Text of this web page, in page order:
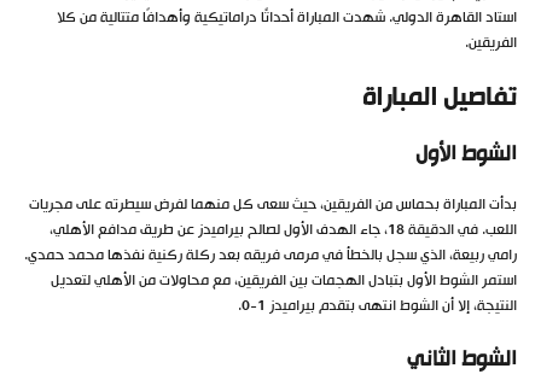
استاد القاهرة الدولي. شهدت المباراة أحداثًا دراماتيكية وأهدافًا متتالية من كلا
الفريقين.
تفاصيل المباراة
الشوط الأول
بدأت المباراة بحماس من الفريقين، حيث سعى كل منهما لفرض سيطرته على مجريات
اللعب. في الدقيقة 18، جاء الهدف الأول لصالح بيراميدز عن طريق مدافع الأهلي،
رامي ربيعة، الذي سجل بالخطأ في مرمى فريقه بعد ركلة ركنية نفذها محمد حمدي.
استمر الشوط الأول بتبادل الهجمات بين الفريقين، مع محاولات من الأهلي لتعديل
النتيجة، إلا أن الشوط انتهى بتقدم بيراميدز 1-0.
الشوط الثاني